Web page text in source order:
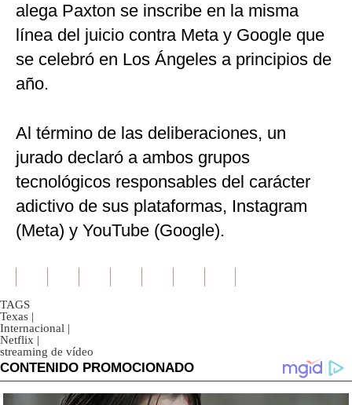
alega Paxton se inscribe en la misma
línea del juicio contra Meta y Google que
se celebró en Los Ángeles a principios de
año.
Al término de las deliberaciones, un
jurado declaró a ambos grupos
tecnológicos responsables del carácter
adictivo de sus plataformas, Instagram
(Meta) y YouTube (Google).
TAGS
Texas |
Internacional |
Netflix |
streaming de vídeo